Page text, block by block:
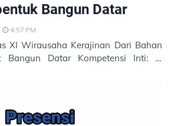
Bangun Datar
4:57 PM
XI Wirausaha Kerajinan Dari Bahan
Bangun Datar Kompetensi Inti: 3.